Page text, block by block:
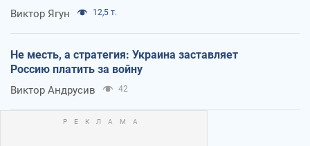
Виктор Ягун 12,5 т.
Не месть, а стратегия: Украина заставляет
Россию платить за войну
Виктор Андрусив 42